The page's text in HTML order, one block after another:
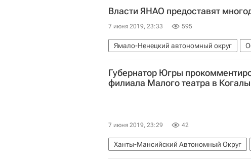
Власти ЯНАО предоставят
7 июня 2019, 23:33 595
Ямало-Ненецкий автономный округ
Фонд "Петербургский международный
Ямало-Ненецкий автономный округ
Губернатор Югры
филиала Малого театра в
7 июня 2019, 23:29 42
Ханты-Мансийский Автономный Округ
Малый театр
Фонд "Петербургский